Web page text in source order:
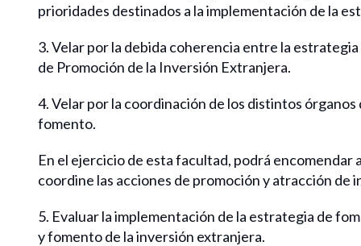
prioridades destinados a la implementación de la
3. Velar por la debida coherencia entre la
de Promoción de la Inversión Extranjera.
4. Velar por la coordinación de los distintos
fomento.
En el ejercicio de esta facultad, podrá
coordine las acciones de promoción y atracción
5. Evaluar la implementación de la estrategia de
y fomento de la inversión extranjera.